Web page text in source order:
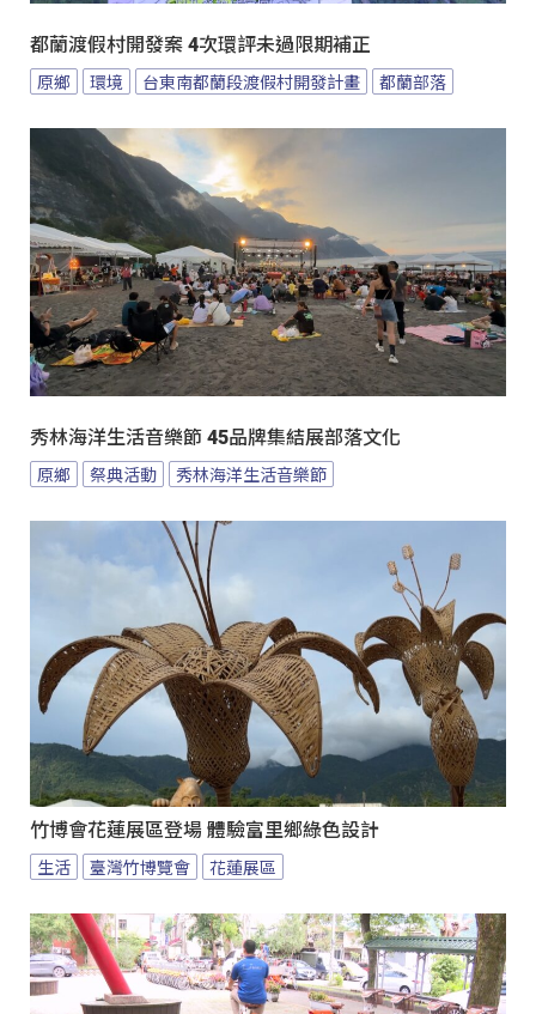
都蘭渡假村開發案 4次環評未過限期補正
原鄉 環境 台東南都蘭段渡假村開發計畫 都蘭部落
秀林海洋生活音樂節 45品牌集結展部落文化
原鄉 祭典活動 秀林海洋生活音樂節
竹博會花蓮展區登場 體驗富里鄉綠色設計
生活 臺灣竹博覽會 花蓮展區